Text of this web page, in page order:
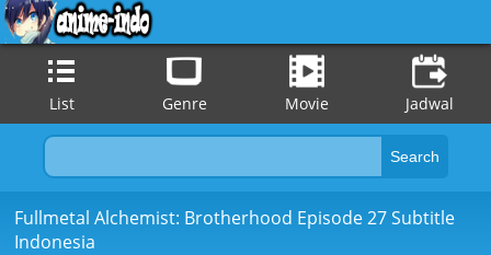
List Genre Movie Jadwal
Fullmetal Alchemist: Brotherhood Episode 27 Subtitle
Indonesia